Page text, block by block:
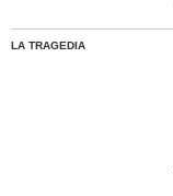
LA TRAGEDIA